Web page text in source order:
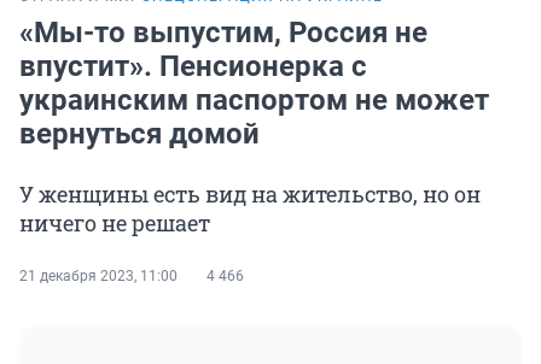
«Мы-то выпустим, Россия не
впустит». Пенсионерка с
украинским паспортом не может
вернуться домой
У женщины есть вид на жительство, но он
ничего не решает
21 декабря 2023, 11:00 4 466